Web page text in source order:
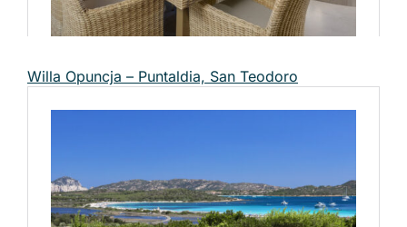
Willa Opuncja – Puntaldia, San Teodoro